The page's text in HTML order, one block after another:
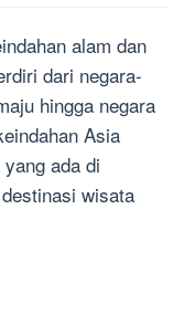
alam dan
dari negara-
hingga negara
Asia
ada di
wisata